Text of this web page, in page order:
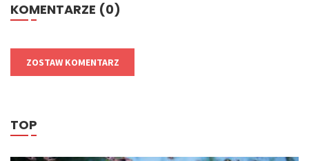
KOMENTARZE (0)
ZOSTAW KOMENTARZ
TOP